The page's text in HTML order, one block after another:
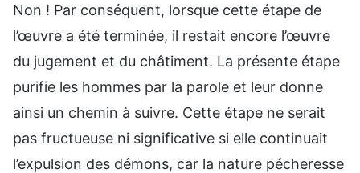
Non ! Par conséquent, lorsque cette étape de
l’œuvre a été terminée, il restait encore l’œuvre
du jugement et du châtiment. La présente étape
purifie les hommes par la parole et leur donne
ainsi un chemin à suivre. Cette étape ne serait
pas fructueuse ni significative si elle continuait
l’expulsion des démons, car la nature pécheresse